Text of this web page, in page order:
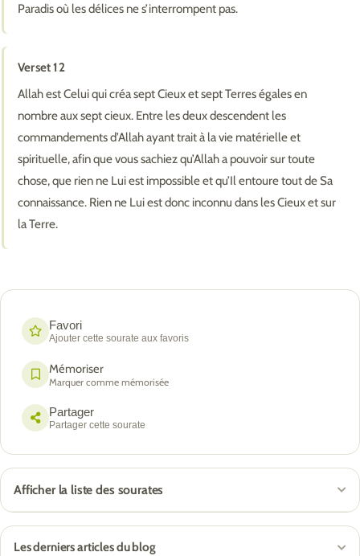
Paradis où les délices ne s’interrompent pas.
Verset 12
Allah est Celui qui créa sept Cieux et sept Terres égales en
nombre aux sept cieux. Entre les deux descendent les
commandements d’Allah ayant trait à la vie matérielle et
spirituelle, afin que vous sachiez qu’Allah a pouvoir sur toute
chose, que rien ne Lui est impossible et qu’Il entoure tout de Sa
connaissance. Rien ne Lui est donc inconnu dans les Cieux et sur
la Terre.
Favori
Ajouter cette sourate aux favoris
Mémoriser
Marquer comme mémorisée
Partager
Partager cette sourate
Afficher la liste des sourates
Les derniers articles du blog